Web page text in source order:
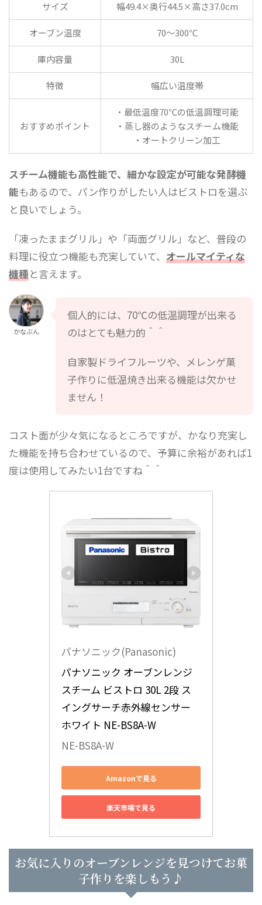
サイズ 幅49.4×奥行44.5×高さ37.0cm
オーブン温度 70～300℃
庫内容量 30L
特徴 幅広い温度帯
おすすめポイント
・最低温度70℃の低温調理可能
・蒸し器のようなスチーム機能
・オートクリーン加工
スチーム機能も高性能で、細かな設定が可能な発酵機
能もあるので、パン作りがしたい人はビストロを選ぶ
と良いでしょう。
「凍ったままグリル」や「両面グリル」など、普段の
料理に役立つ機能も充実していて、 オールマイティな
機種と言えます。
かなぶん
個人的には、70℃の低温調理が出来る
のはとても魅力的＾＾
自家製ドライフルーツや、メレンゲ菓
子作りに低温焼き出来る機能は欠かせ
ません！
コスト面が少々気になるところですが、かなり充実し
た機能を持ち合わせているので、予算に余裕があれば1
度は使用してみたい1台ですね＾＾
パナソニック(Panasonic)
パナソニック オーブンレンジ
スチーム ビストロ 30L 2段 ス
イングサーチ赤外線センサー
ホワイト NE-BS8A-W
NE-BS8A-W
Amazonで見る
楽天市場で見る
お気に入りのオーブンレンジを見つけてお菓
子作りを楽しもう♪